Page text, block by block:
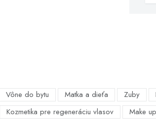
Vône do bytu Matka a dieťa Zuby
Kozmetika pre regeneráciu vlasov Make